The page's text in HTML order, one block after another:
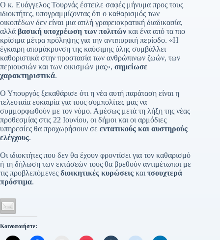
Ο κ. Ευάγγελος Τουρνάς έστειλε σαφές μήνυμα προς τους
ιδιοκτήτες, υπογραμμίζοντας ότι ο καθαρισμός των
οικοπέδων δεν είναι μια απλή γραφειοκρατική διαδικασία,
αλλά βασική υποχρέωση των πολιτών και ένα από τα πιο
κρίσιμα μέτρα πρόληψης για την αντιπυρική περίοδο. «Η
έγκαιρη απομάκρυνση της καύσιμης ύλης συμβάλλει
καθοριστικά στην προστασία των ανθρώπινων ζωών, των
περιουσιών και των οικισμών μας», σημείωσε
χαρακτηριστικά.
Ο Υπουργός ξεκαθάρισε ότι η νέα αυτή παράταση είναι η
τελευταία ευκαιρία για τους συμπολίτες μας να
συμμορφωθούν με τον νόμο. Αμέσως μετά τη λήξη της νέας
προθεσμίας στις 22 Ιουνίου, οι δήμοι και οι αρμόδιες
υπηρεσίες θα προχωρήσουν σε εντατικούς και αυστηρούς
ελέγχους.
Οι ιδιοκτήτες που δεν θα έχουν φροντίσει για τον καθαρισμό
ή τη δήλωση των εκτάσεών τους θα βρεθούν αντιμέτωποι με
τις προβλεπόμενες διοικητικές κυρώσεις και τσουχτερά
πρόστιμα.
Κοινοποιήστε: